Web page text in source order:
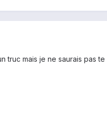
mais je ne saurais pas